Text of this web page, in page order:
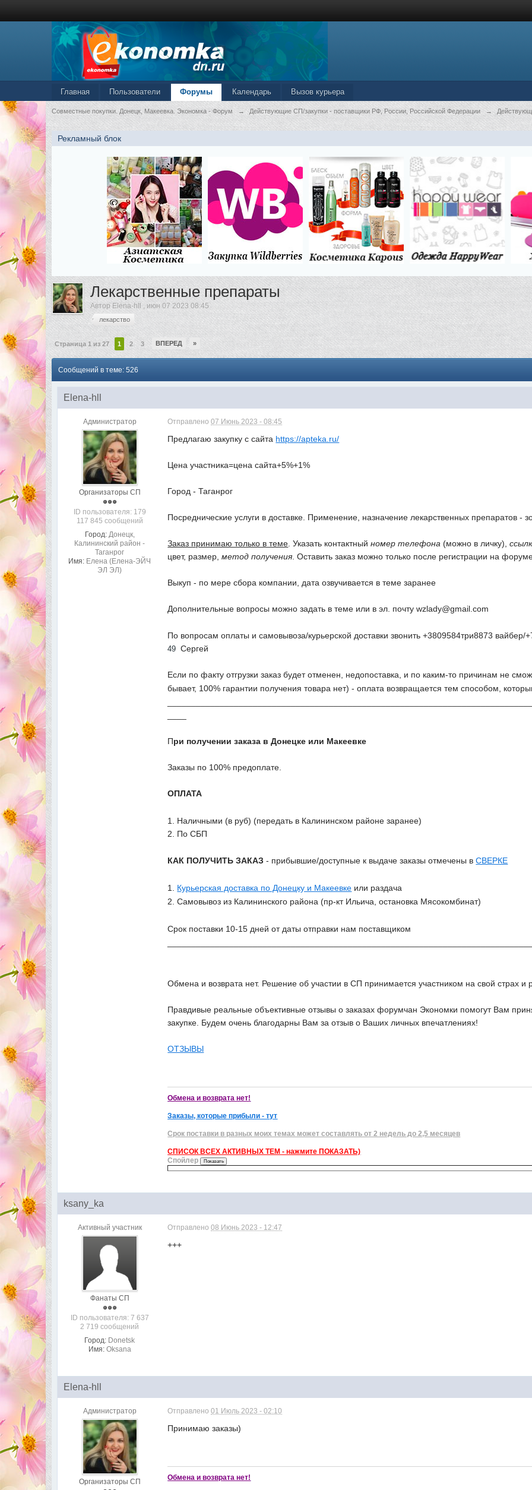
Главная Вызов курьера
Пользователи Форумы Календарь
Совместные покупки. Донецк, Макеевка. Экономка - Форум → Действующие СП/закупки - поставщики РФ, России, Российской Федерации →
Рекламный блок
Лекарственные препараты
АвторElena-hll ,июн 07 2023 08:45
лекарство
Страница 1 из 27 1 2 3 ВПЕРЕД »
Сообщений в теме: 526
Elena-hll
Администратор
Организаторы СП
ID пользователя: 179
117 845 сообщений
Город: Донецк,
Калининский район -
Таганрог
Имя: Елена (Елена-ЭЙЧ
ЭЛ ЭЛ)
Отправлено07 Июнь 2023 - 08:45
Предлагаю закупку с сайта https://apteka.ru/
Цена участника=цена сайта+5%+1%
Город - Таганрог
Посреднические услуги в доставке. Применение, назначение лекарственных препаратов -
Заказ принимаю только в теме . Указать контактныйномер телефона (можно в личку),
цвет, размер,метод получения . Оставить заказ можно только после регистрации на
Выкуп - по мере сбора компании, дата озвучивается в теме заранее
Дополнительные вопросы можно задать в теме или в эл. почтуwzlady@gmail.com
По вопросам оплаты и самовывоза/курьерской доставки звонить +3809584три8873 вайбер/
49 Сергей
Если по факту отгрузки заказ будет отменен, недопоставка, и по каким-то причинам не
бывает, 100% гарантии получения товара нет) - оплата возвращается тем способом,
При получении заказа в Донецке или Макеевке
Заказы по 100% предоплате.
ОПЛАТА
1. Наличными (в руб) (передать в Калининском районе заранее)
2. По СБП
КАК ПОЛУЧИТЬ ЗАКАЗ- прибывшие/доступные к выдаче заказы отмечены вСВЕРКЕ
1. Курьерская доставка по Донецку и Макеевке или раздача
2. Самовывоз из Калининского района (пр-кт Ильича, остановка Мясокомбинат)
Срок поставки 10-15 дней от даты отправки нам поставщиком
Обмена и возврата нет. Решение об участии в СП принимается участником на свой страх и
Правдивые реальные объективные отзывы о заказах форумчан Экономки помогут Вам
закупке. Будем очень благодарны Вам за отзыв о Ваших личных впечатлениях!
ОТЗЫВЫ
Обмена и возврата нет!
Заказы, которые прибыли - тут
Срок поставки в разных моих темах может составлять от 2 недель до 2,5 месяцев
СПИСОК ВСЕХ АКТИВНЫХ ТЕМ - нажмите ПОКАЗАТЬ)
Спойлер
ksany_ka
Активный участник
Фанаты СП
ID пользователя: 7 637
2 719 сообщений
Город: Donetsk
Имя: Oksana
Отправлено08 Июнь 2023 - 12:47
+++
Elena-hll
Администратор
Организаторы СП
Отправлено01 Июль 2023 - 02:10
Принимаю заказы)
Обмена и возврата нет!